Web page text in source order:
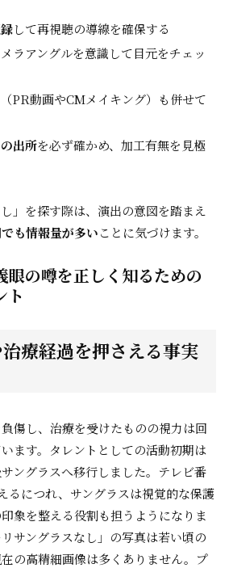
して再視聴の導線を確保する
ラアングルを意識して目元をチェッ
（PR動画やCMメイキング）も併せて
出所を必ず確かめ、加工有無を見極
し」を探す際は、演出の意図を踏まえ
も情報量が多いことに気づけます。
眼の噂を正しく知るための
ト
療経過を押さえる事実
傷し、治療を受けたものの視力は回
ます。タレントとしての活動初期は
ングラスへ移行しました。テレビ番
るにつれ、サングラスは視覚的な保護
象を整える役割も担うようになりま
サングラスなし」の写真は若い頃の
の高精細画像は多くありません。プ